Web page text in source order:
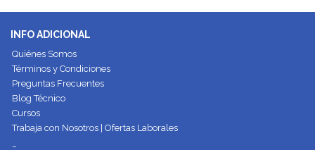
INFO ADICIONAL
Quiénes Somos
Términos y Condiciones
Preguntas Frecuentes
Blog Técnico
Cursos
Trabaja con Nosotros | Ofertas Laborales